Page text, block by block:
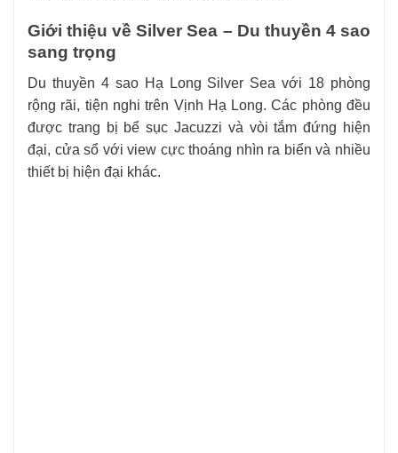
Giới thiệu về Silver Sea – Du thuyền 4 sao
sang trọng
Du thuyền 4 sao Hạ Long Silver Sea với 18 phòng
rộng rãi, tiện nghi trên Vịnh Hạ Long. Các phòng đều
được trang bị bể sục Jacuzzi và vòi tắm đứng hiện
đại, cửa sổ với view cực thoáng nhìn ra biển và nhiều
thiết bị hiện đại khác.